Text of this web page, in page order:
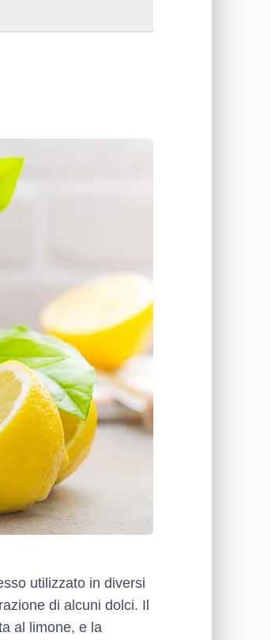
utilizzato in diversi
di alcuni dolci. Il
al limone, e la